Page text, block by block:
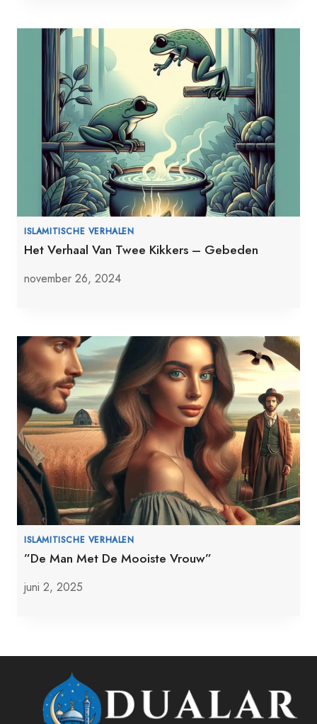
ISLAMITISCHE VERHALEN
Het Verhaal Van Twee Kikkers – Gebeden
november 26, 2024
ISLAMITISCHE VERHALEN
”De Man Met De Mooiste Vrouw”
juni 2, 2025